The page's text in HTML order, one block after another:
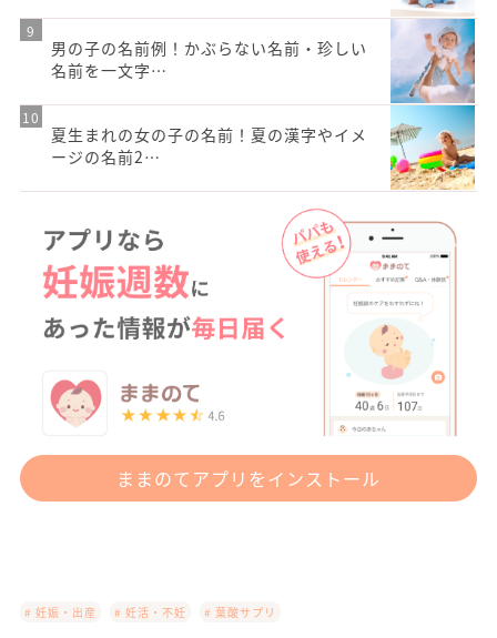
男の子の名前例！かぶらない名前・珍しい
名前を一文字…
夏生まれの女の子の名前！夏の漢字やイメ
ージの名前2…
ままのてアプリをインストール
# 妊娠・出産 # 妊活・不妊 # 葉酸サプリ